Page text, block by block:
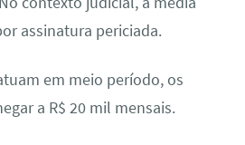
assinatura periciada.
em meio período, os
a R$ 20 mil mensais.